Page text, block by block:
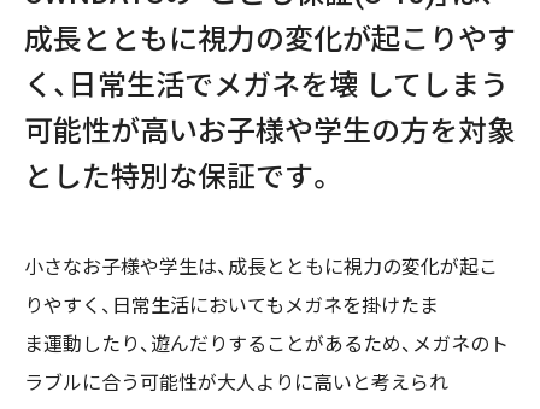
成長とともに視力の変化が起こりやす
く、日常生活でメガネを壊 してしまう
可能性が高いお子様や学生の方を対象
とした特別な保証です。
小さなお子様や学生は、成長とともに視力の変化が起こ
りやすく、日常生活においてもメガネを掛けたま
ま運動したり、遊んだりすることがあるため、メガネのト
ラブルに合う可能性が大人よりに高いと考えられ